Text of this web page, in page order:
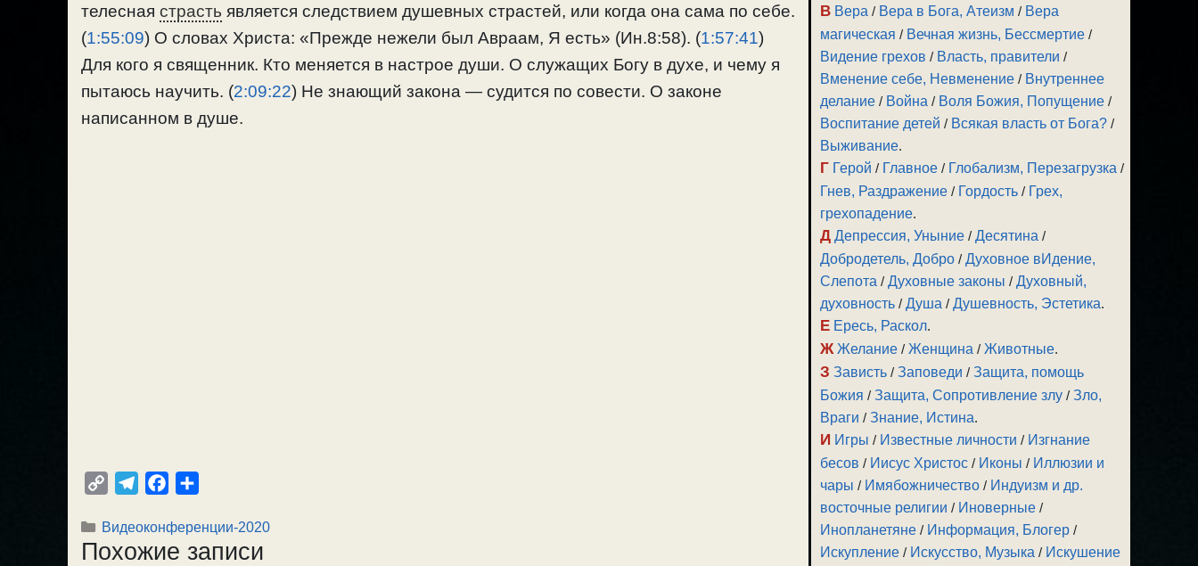
телесная страсть является следствием душевных страстей, или когда она сама по себе.
(1:55:09) О словах Христа: «Прежде нежели был Авраам, Я есть» (Ин.8:58). (1:57:41)
Для кого я священник. Кто меняется в настрое души. О служащих Богу в духе, и чему я
пытаюсь научить. (2:09:22) Не знающий закона — судится по совести. О законе
написанном в душе.
p
y
l
e
c
e
п
р
Рубрики
Видеоконференции-2020
Похожие записи
В Вера / Вера в Бога, Атеизм / Вера
магическая / Вечная жизнь, Бессмертие /
Видение грехов / Власть, правители /
Вменение себе, Невменение / Внутреннее
делание / Война / Воля Божия, Попущение /
Воспитание детей / Всякая власть от Бога? /
Выживание.
Г Герой / Главное / Глобализм, Перезагрузка /
Гнев, Раздражение / Гордость / Грех,
грехопадение.
Д Депрессия, Уныние /Десятина /
Добродетель, Добро /Духовное вИдение,
Слепота /Духовные законы /Духовный,
духовность /Душа /Душевность, Эстетика.
Е Ересь, Раскол.
Ж Желание /Женщина /Животные.
З Зависть /Заповеди /Защита, помощь
Божия /Защита, Сопротивление злу /Зло,
Враги /Знание, Истина.
И Игры / Известные личности / Изгнание
бесов / Иисус Христос / Иконы / Иллюзии и
чары / Имябожничество / Индуизм и др.
восточные религии / Иноверные /
Инопланетяне / Информация, Блогер /
Искупление / Искусство, Музыка / Искушение